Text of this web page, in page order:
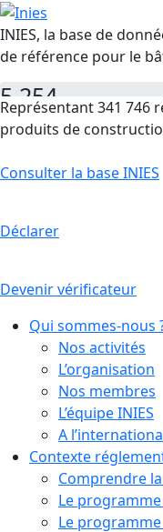
INIES, la base de
de référence pour le
5 254
FDES
Représentant 341 746
produits de
Consulter la base INIES
Déclarer
Devenir vérificateur
Qui sommes-nous
Nos activités
L’organisation
Nos membres
L’équipe INIES
A
Contexte
Comprendre
Le programme
Le programme